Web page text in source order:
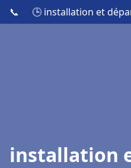
📞 🕒 installation et
installation